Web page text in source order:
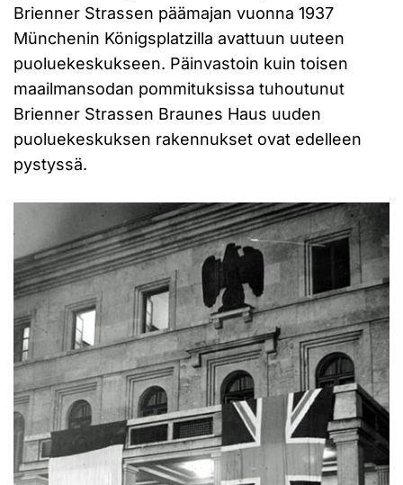
Brienner Strassen päämajan vuonna 1937
Münchenin Königsplatzilla avattuun uuteen
puoluekeskukseen. Päinvastoin kuin toisen
maailmansodan pommituksissa tuhoutunut
Brienner Strassen Braunes Haus uuden
puoluekeskuksen rakennukset ovat edelleen
pystyssä.